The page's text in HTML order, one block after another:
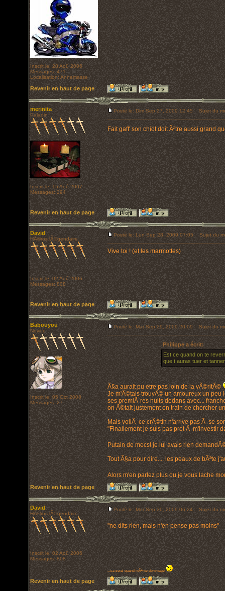
Inscrit le: 28 Aoû 2006
Messages: 471
Localisation: Annemasse
Revenir en haut de page
merinita
Paladin
Inscrit le: 15 Aoû 2007
Messages: 294
Posté le: Dim Sep 27, 2009 12:45 Sujet du
Fait gaff' son chiot doit Ãªtre aussi grand
Revenir en haut de page
David
HÃ©ros lÃ©gendaire
Inscrit le: 02 Aoû 2006
Messages: 808
Posté le: Lun Sep 28, 2009 07:05 Sujet du
Vive toi ! (et les marmottes)
Revenir en haut de page
Babouyou
Novice
Inscrit le: 05 Oct 2008
Messages: 27
Posté le: Mar Sep 29, 2009 20:09 Sujet du
Philippe a écrit:
Est ce quand on te
que t auras tuer et
Ã§a aurait pu etre pas loin de la vÃ©ritÃ©
Je m'Ã©tais trouvÃ© un amoureux un peu
ses premiÃ¨res nuits dedans avec...
on Ã©tait justement en train de chercher
Mais voilÃ ce crÃ©tin n'arrive pas Ã se
"Finallement je suis pas pret Ã m'investir
Putain de mecs! je lui avais rien
Tout Ã§a pour dire.... les peaux de bÃªte
Alors m'en parlez plus ou je vous lache
Revenir en haut de page
David
HÃ©ros lÃ©gendaire
Inscrit le: 02 Aoû 2006
Messages: 808
Posté le: Mer Sep 30, 2009 06:24 Sujet du
"ne dits rien, mais n'en pense pas moins"
...ca serai quand mÃªme dommage
Revenir en haut de page